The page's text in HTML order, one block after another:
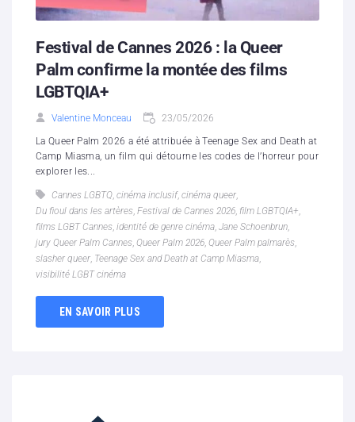
Festival de Cannes 2026 : la Queer
Palm confirme la montée des films
LGBTQIA+
Valentine Monceau 23/05/2026
La Queer Palm 2026 a été attribuée à Teenage Sex and Death at
Camp Miasma, un film qui détourne les codes de l’horreur pour
explorer les...
Cannes LGBTQ, cinéma inclusif, cinéma queer,
Du fioul dans les artères, Festival de Cannes 2026, film LGBTQIA+,
films LGBT Cannes, identité de genre cinéma, Jane Schoenbrun,
jury Queer Palm Cannes, Queer Palm 2026, Queer Palm palmarès,
slasher queer, Teenage Sex and Death at Camp Miasma,
visibilité LGBT cinéma
EN SAVOIR PLUS